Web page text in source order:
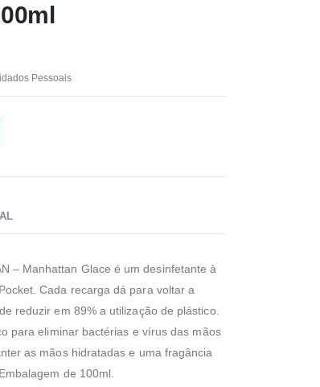
Pessoais
– Manhattan Glace é um desinfetante à
Cada recarga dá para voltar a
reduzir em 89% a utilização de plástico.
para eliminar bactérias e vírus das mãos
as mãos hidratadas e uma fragância
de 100ml.